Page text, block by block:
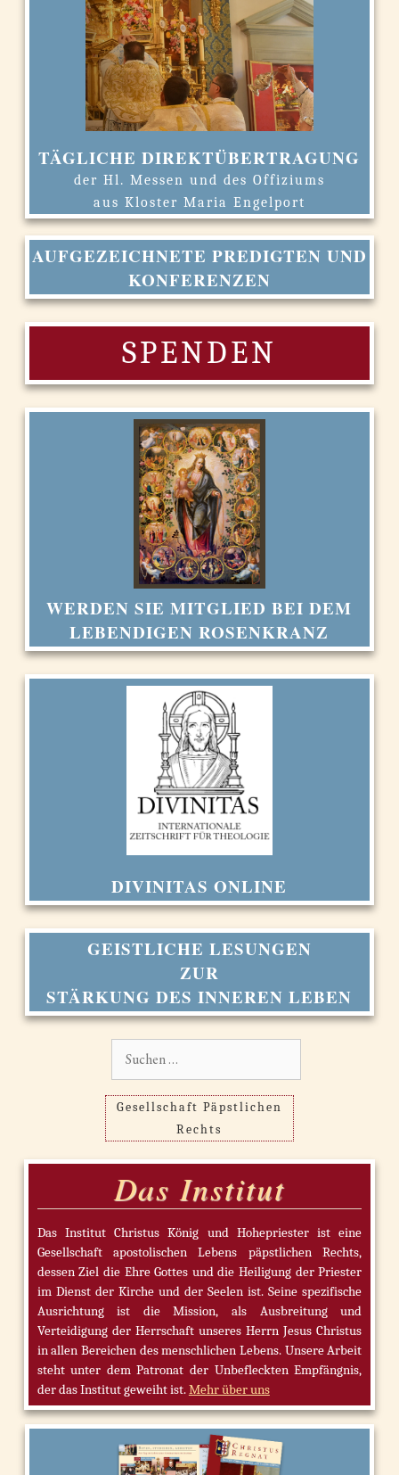
TÄGLICHE DIREKTÜBERTRAGUNG
der Hl. Messen und des Offiziums
aus Kloster Maria Engelport
AUFGEZEICHNETE PREDIGTEN UND
KONFERENZEN
SPENDEN
WERDEN SIE MITGLIED BEI DEM
LEBENDIGEN ROSENKRANZ
DIVINITAS ONLINE
GEISTLICHE LESUNGEN
ZUR
STÄRKUNG DES INNEREN LEBEN
Gesellschaft Päpstlichen
Rechts
Das Institut
Das Institut Christus König und Hohepriester ist eine
Gesellschaft apostolischen Lebens päpstlichen Rechts,
dessen Ziel die Ehre Gottes und die Heiligung der Priester
im Dienst der Kirche und der Seelen ist. Seine spezifische
Ausrichtung ist die Mission, als Ausbreitung und
Verteidigung der Herrschaft unseres Herrn Jesus Christus
in allen Bereichen des menschlichen Lebens. Unsere Arbeit
steht unter dem Patronat der Unbefleckten Empfängnis,
der das Institut geweiht ist.Mehr über uns